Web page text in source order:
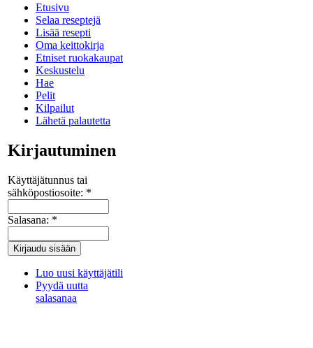
Etusivu
Selaa reseptejä
Lisää resepti
Oma keittokirja
Etniset ruokakaupat
Keskustelu
Hae
Pelit
Kilpailut
Lähetä palautetta
Kirjautuminen
Käyttäjätunnus tai
sähköpostiosoite: *
Salasana: *
Luo uusi käyttäjätili
Pyydä uutta
salasanaa